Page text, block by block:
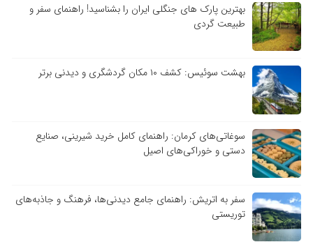
بهترین پارک های جنگلی ایران را بشناسید! راهنمای سفر و
طبیعت گردی
بهشت سوئیس: کشف ۱۰ مکان گردشگری و دیدنی برتر
سوغاتی‌های کرمان: راهنمای کامل خرید شیرینی، صنایع
دستی و خوراکی‌های اصیل
سفر به اتریش: راهنمای جامع دیدنی‌ها، فرهنگ و جاذبه‌های
توریستی